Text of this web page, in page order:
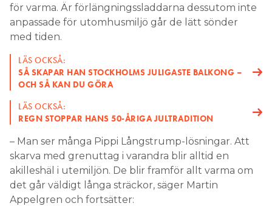
för varma. Är förlängningssladdarna dessutom inte
anpassade för utomhusmiljö går de lätt sönder
med tiden.
LÄS OCKSÅ:
SÅ SKAPAR HAN STOCKHOLMS JULIGASTE BALKONG –
OCH SÅ KAN DU GÖRA
LÄS OCKSÅ:
REGN STOPPAR HANS 50-ÅRIGA JULTRADITION
– Man ser många Pippi Långstrump-lösningar. Att
skarva med grenuttag i varandra blir alltid en
akilleshäl i utemiljön. De blir framför allt varma om
det går väldigt långa sträckor, säger Martin
Appelgren och fortsätter: